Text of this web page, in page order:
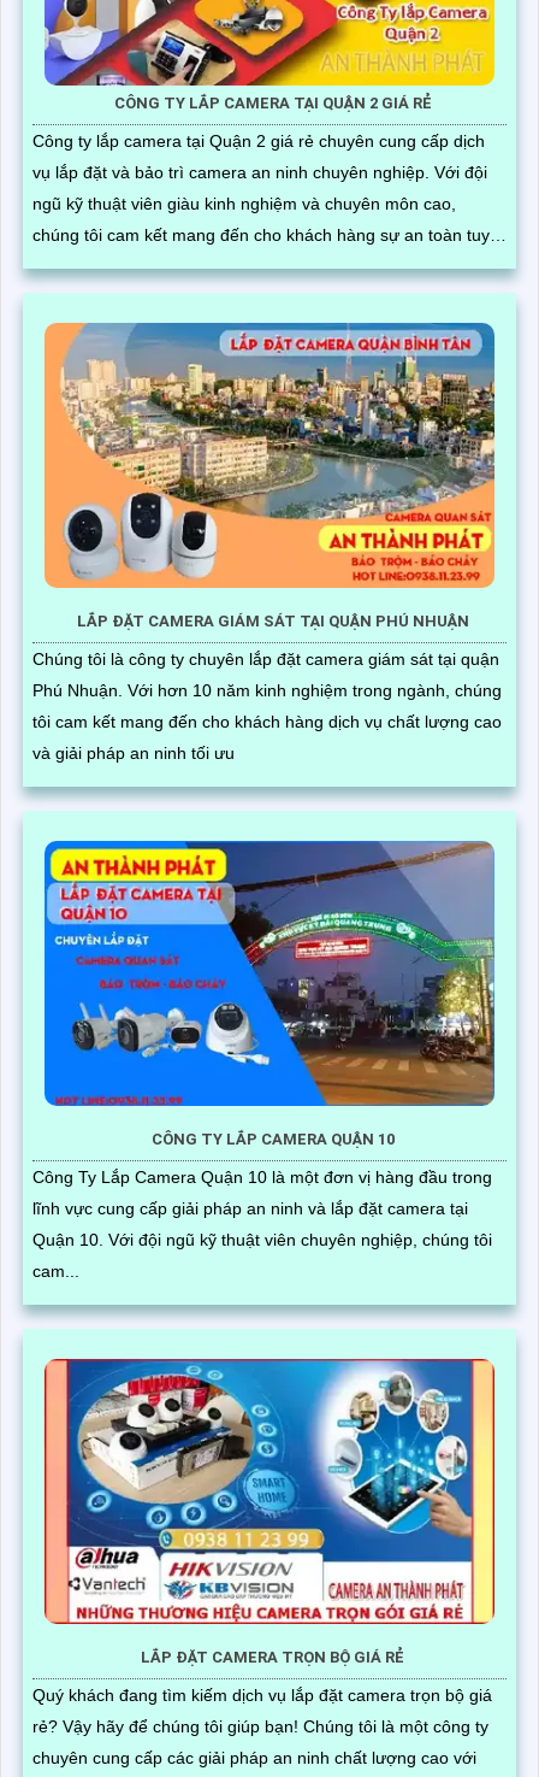
CÔNG TY LẮP CAMERA TẠI QUẬN 2 GIÁ RẺ
Công ty lắp camera tại Quận 2 giá rẻ chuyên cung cấp dịch
vụ lắp đặt và bảo trì camera an ninh chuyên nghiệp. Với đội
ngũ kỹ thuật viên giàu kinh nghiệm và chuyên môn cao,
chúng tôi cam kết mang đến cho khách hàng sự an toàn tuyệt
đối
LẮP ĐẶT CAMERA GIÁM SÁT TẠI QUẬN PHÚ NHUẬN
Chúng tôi là công ty chuyên lắp đặt camera giám sát tại quận
Phú Nhuận. Với hơn 10 năm kinh nghiệm trong ngành, chúng
tôi cam kết mang đến cho khách hàng dịch vụ chất lượng cao
và giải pháp an ninh tối ưu
CÔNG TY LẮP CAMERA QUẬN 10
Công Ty Lắp Camera Quận 10 là một đơn vị hàng đầu trong
lĩnh vực cung cấp giải pháp an ninh và lắp đặt camera tại
Quận 10. Với đội ngũ kỹ thuật viên chuyên nghiệp, chúng tôi
cam...
LẮP ĐẶT CAMERA TRỌN BỘ GIÁ RẺ
Quý khách đang tìm kiếm dịch vụ lắp đặt camera trọn bộ giá
rẻ? Vậy hãy để chúng tôi giúp bạn! Chúng tôi là một công ty
chuyên cung cấp các giải pháp an ninh chất lượng cao với